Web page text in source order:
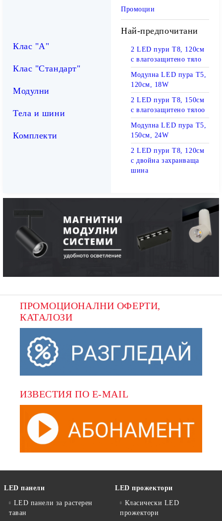
Клас "А"
Клас "Стандарт"
Модулни
Тела и шини
Комплекти
Промоции
Най-предпочитани
2 LED пури T8, 120см
с влагозащитено тяло
Модулна LED пура T5,
120см, 18W
2 LED пури T8, 150см
с влагозащитено тялоо
Модулна LED пура T5,
150см, 24W
2 LED пури T8, 120см
с двойна захранваща
шина
ПРОМОЦИОНАЛНИ ОФЕРТИ,
КАТАЛОЗИ
ИЗВЕСТИЯ ПО E-MAIL
LED панели
LED панели за растерен
таван
LED прожектори
Класически LED
прожектори